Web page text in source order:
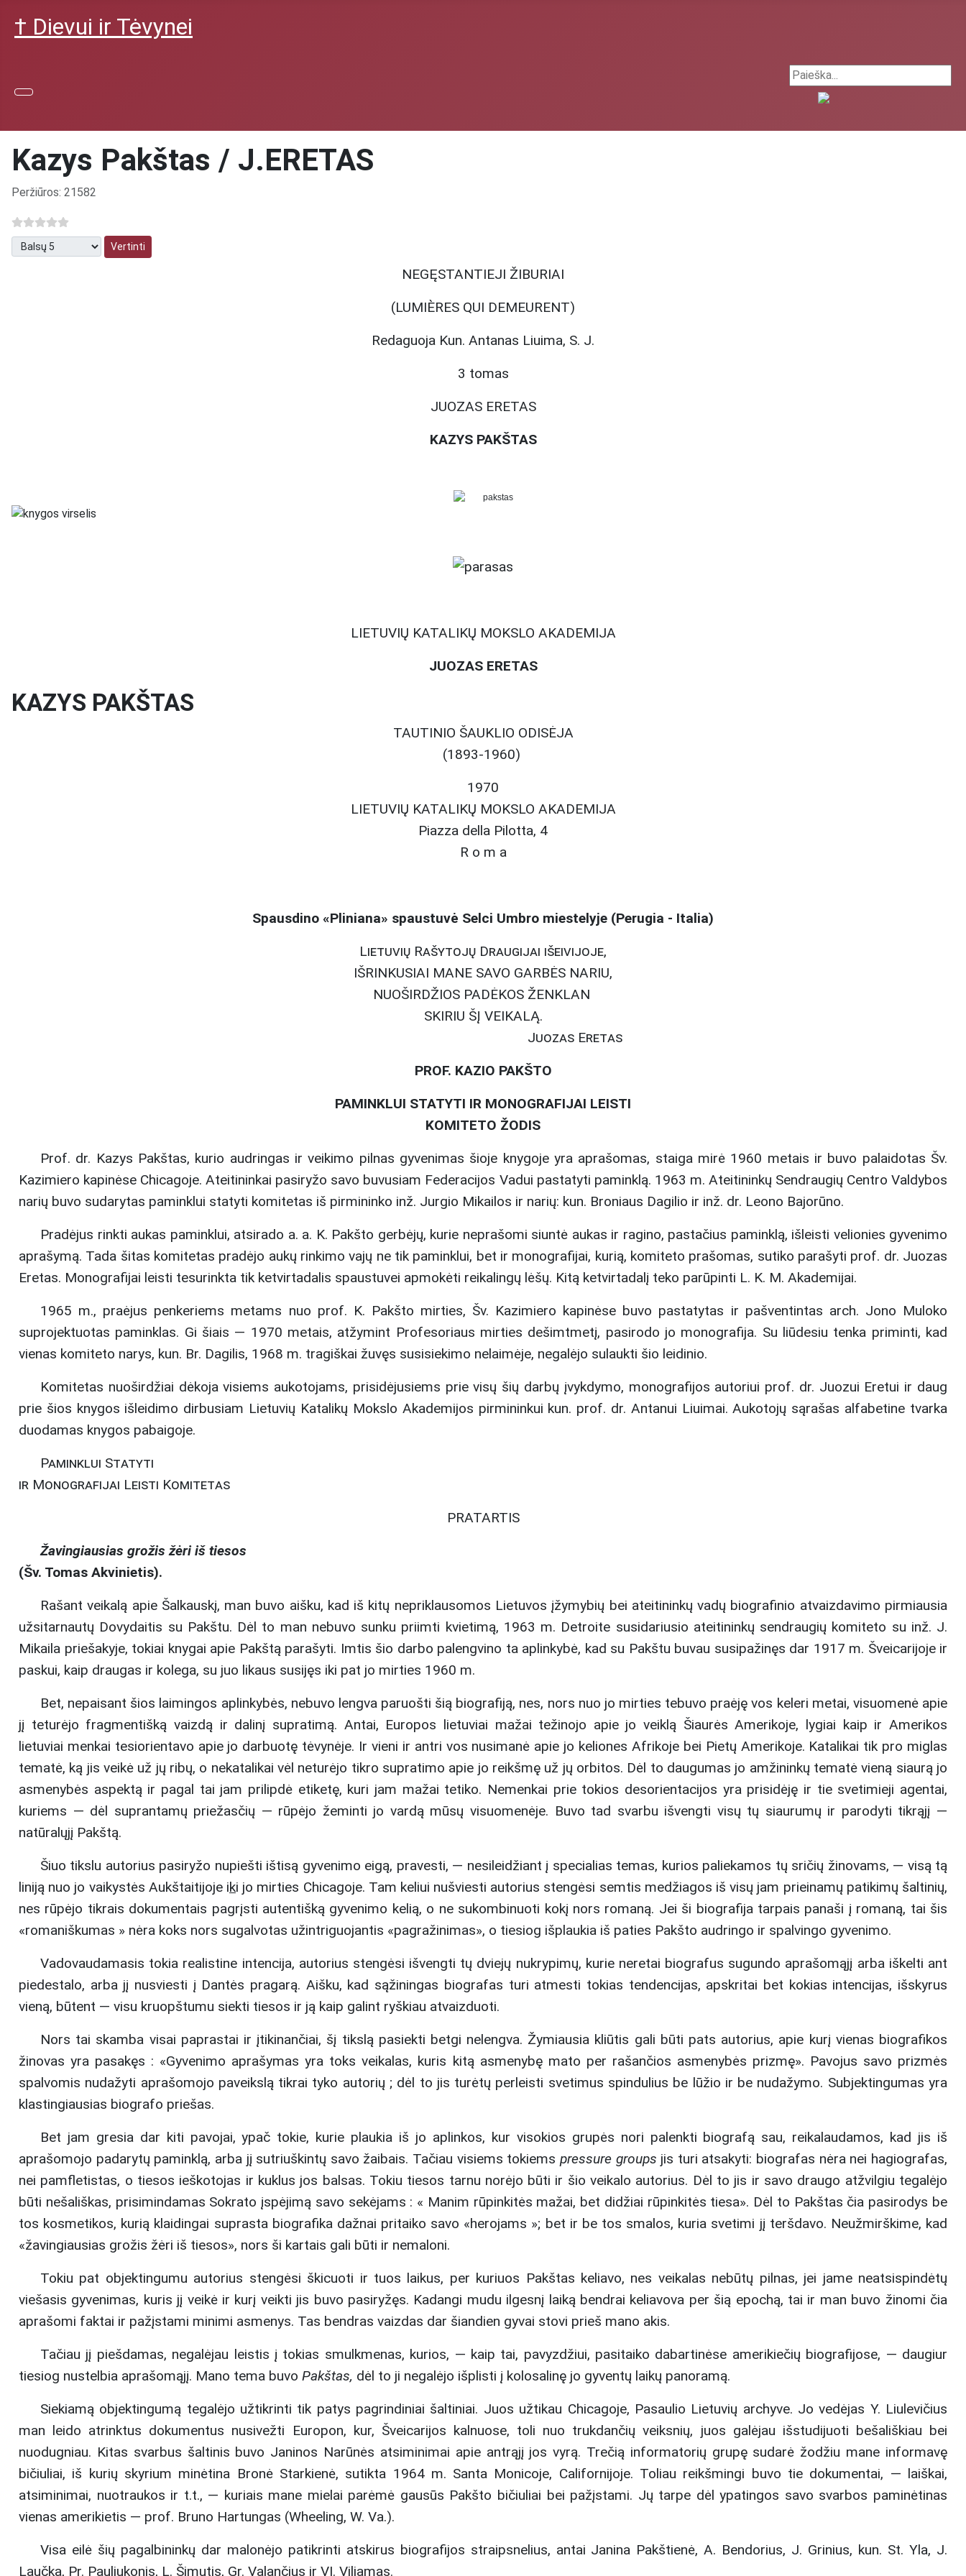
† Dievui ir Tėvynei
Search ...
Kazys Pakštas / J.ERETAS
Išsami informacija
Peržiūros: 21582
Prašome įvertinti
NEGĘSTANTIEJI ŽIBURIAI
(LUMIÈRES QUI DEMEURENT)
Redaguoja Kun. Antanas Liuima, S. J.
3 tomas
JUOZAS ERETAS
KAZYS PAKŠTAS
LIETUVIŲ KATALIKŲ MOKSLO AKADEMIJA
JUOZAS ERETAS
KAZYS PAKŠTAS
TAUTINIO ŠAUKLIO ODISĖJA
(1893-1960)
1970
LIETUVIŲ KATALIKŲ MOKSLO AKADEMIJA
Piazza della Pilotta, 4
R o m a
Spausdino «Pliniana» spaustuvė Selci Umbro miestelyje (Perugia - Italia)
Lietuvių Rašytojų Draugijai išeivijoje,
IŠRINKUSIAI MANE SAVO GARBĖS NARIU,
NUOŠIRDŽIOS PADĖKOS ŽENKLAN
SKIRIU ŠĮ VEIKALĄ.
Juozas Eretas
PROF. KAZIO PAKŠTO
PAMINKLUI STATYTI IR MONOGRAFIJAI LEISTI
KOMITETO ŽODIS
Prof. dr. Kazys Pakštas, kurio audringas ir veikimo pilnas gyvenimas šioje knygoje yra aprašomas, staiga mirė 1960 metais ir buvo palaidotas Šv.
Kazimiero kapinėse Chicagoje. Ateitininkai pasiryžo savo buvusiam Federacijos Vadui pastatyti paminklą. 1963 m. Ateitininkų Sendraugių Centro Valdybos
narių buvo sudarytas paminklui statyti komitetas iš pirmininko inž. Jurgio Mikailos ir narių: kun. Broniaus Dagilio ir inž. dr. Leono Bajorūno.
Pradėjus rinkti aukas paminklui, atsirado a. a. K. Pakšto gerbėjų, kurie neprašomi siuntė aukas ir ragino, pastačius paminklą, išleisti velionies gyvenimo
aprašymą. Tada šitas komitetas pradėjo aukų rinkimo vajų ne tik paminklui, bet ir monografijai, kurią, komiteto prašomas, sutiko parašyti prof. dr. Juozas
Eretas. Monografijai leisti tesurinkta tik ketvirtadalis spaustuvei apmokėti reikalingų lėšų. Kitą ketvirtadalį teko parūpinti L. K. M. Akademijai.
1965 m., praėjus penkeriems metams nuo prof. K. Pakšto mirties, Šv. Kazimiero kapinėse buvo pastatytas ir pašventintas arch. Jono Muloko
suprojektuotas paminklas. Gi šiais — 1970 metais, atžymint Profesoriaus mirties dešimtmetį, pasirodo jo monografija. Su liūdesiu tenka priminti, kad
vienas komiteto narys, kun. Br. Dagilis, 1968 m. tragiškai žuvęs susisiekimo nelaimėje, negalėjo sulaukti šio leidinio.
Komitetas nuoširdžiai dėkoja visiems aukotojams, prisidėjusiems prie visų šių darbų įvykdymo, monografijos autoriui prof. dr. Juozui Eretui ir daug
prie šios knygos išleidimo dirbusiam Lietuvių Katalikų Mokslo Akademijos pirmininkui kun. prof. dr. Antanui Liuimai. Aukotojų sąrašas alfabetine tvarka
duodamas knygos pabaigoje.
Paminklui Statyti
ir Monografijai Leisti Komitetas
PRATARTIS
Žavingiausias grožis žėri iš tiesos
(Šv. Tomas Akvinietis).
Rašant veikalą apie Šalkauskį, man buvo aišku, kad iš kitų nepriklausomos Lietuvos įžymybių bei ateitininkų vadų biografinio atvaizdavimo pirmiausia
užsitarnautų Dovydaitis su Pakštu. Dėl to man nebuvo sunku priimti kvietimą, 1963 m. Detroite susidariusio ateitininkų sendraugių komiteto su inž. J.
Mikaila priešakyje, tokiai knygai apie Pakštą parašyti. Imtis šio darbo palengvino ta aplinkybė, kad su Pakštu buvau susipažinęs dar 1917 m. Šveicarijoje ir
paskui, kaip draugas ir kolega, su juo likaus susijęs iki pat jo mirties 1960 m.
Bet, nepaisant šios laimingos aplinkybės, nebuvo lengva paruošti šią biografiją, nes, nors nuo jo mirties tebuvo praėję vos keleri metai, visuomenė apie
jį teturėjo fragmentišką vaizdą ir dalinį supratimą. Antai, Europos lietuviai mažai težinojo apie jo veiklą Šiaurės Amerikoje, lygiai kaip ir Amerikos
lietuviai menkai tesiorientavo apie jo darbuotę tėvynėje. Ir vieni ir antri vos nusimanė apie jo keliones Afrikoje bei Pietų Amerikoje. Katalikai tik pro miglas
tematė, ką jis veikė už jų ribų, o nekatalikai vėl neturėjo tikro supratimo apie jo reikšmę už jų orbitos. Dėl to daugumas jo amžininkų tematė vieną siaurą jo
asmenybės aspektą ir pagal tai jam prilipdė etiketę, kuri jam mažai tetiko. Nemenkai prie tokios desorientacijos yra prisidėję ir tie svetimieji agentai,
kuriems — dėl suprantamų priežasčių — rūpėjo žeminti jo vardą mūsų visuomenėje. Buvo tad svarbu išvengti visų tų siaurumų ir parodyti tikrąjį —
natūralųjį Pakštą.
Šiuo tikslu autorius pasiryžo nupiešti ištisą gyvenimo eigą, pravesti, — nesileidžiant į specialias temas, kurios paliekamos tų sričių žinovams, — visą tą
liniją nuo jo vaikystės Aukštaitijoje iki jo mirties Chicagoje. Tam keliui nušviesti autorius stengėsi semtis medžiagos iš visų jam prieinamų patikimų šaltinių,
nes rūpėjo tikrais dokumentais pagrįsti autentišką gyvenimo kelią, o ne sukombinuoti kokį nors romaną. Jei ši biografija tarpais panaši į romaną, tai šis
«romaniškumas » nėra koks nors sugalvotas užintriguojantis «pagražinimas», o tiesiog išplaukia iš paties Pakšto audringo ir spalvingo gyvenimo.
Vadovaudamasis tokia realistine intencija, autorius stengėsi išvengti tų dviejų nukrypimų, kurie neretai biografus sugundo aprašomąjį arba iškelti ant
piedestalo, arba jį nusviesti į Dantės pragarą. Aišku, kad sąžiningas biografas turi atmesti tokias tendencijas, apskritai bet kokias intencijas, išskyrus
vieną, būtent — visu kruopštumu siekti tiesos ir ją kaip galint ryškiau atvaizduoti.
Nors tai skamba visai paprastai ir įtikinančiai, šį tikslą pasiekti betgi nelengva. Žymiausia kliūtis gali būti pats autorius, apie kurį vienas biografikos
žinovas yra pasakęs : «Gyvenimo aprašymas yra toks veikalas, kuris kitą asmenybę mato per rašančios asmenybės prizmę». Pavojus savo prizmės
spalvomis nudažyti aprašomojo paveikslą tikrai tyko autorių ; dėl to jis turėtų perleisti svetimus spindulius be lūžio ir be nudažymo. Subjektingumas yra
klastingiausias biografo priešas.
Bet jam gresia dar kiti pavojai, ypač tokie, kurie plaukia iš jo aplinkos, kur visokios grupės nori palenkti biografą sau, reikalaudamos, kad jis iš
aprašomojo padarytų paminklą, arba jį sutriuškintų savo žaibais. Tačiau visiems tokiems pressure groups jis turi atsakyti: biografas nėra nei hagiografas,
nei pamfletistas, o tiesos ieškotojas ir kuklus jos balsas. Tokiu tiesos tarnu norėjo būti ir šio veikalo autorius. Dėl to jis ir savo draugo atžvilgiu tegalėjo
būti nešališkas, prisimindamas Sokrato įspėjimą savo sekėjams : « Manim rūpinkitės mažai, bet didžiai rūpinkitės tiesa». Dėl to Pakštas čia pasirodys be
tos kosmetikos, kurią klaidingai suprasta biografika dažnai pritaiko savo «herojams »; bet ir be tos smalos, kuria svetimi jį teršdavo. Neužmirškime, kad
«žavingiausias grožis žėri iš tiesos», nors ši kartais gali būti ir nemaloni.
Tokiu pat objektingumu autorius stengėsi škicuoti ir tuos laikus, per kuriuos Pakštas keliavo, nes veikalas nebūtų pilnas, jei jame neatsispindėtų
viešasis gyvenimas, kuris jį veikė ir kurį veikti jis buvo pasiryžęs. Kadangi mudu ilgesnį laiką bendrai keliavova per šią epochą, tai ir man buvo žinomi čia
aprašomi faktai ir pažįstami minimi asmenys. Tas bendras vaizdas dar šiandien gyvai stovi prieš mano akis.
Tačiau jį piešdamas, negalėjau leistis į tokias smulkmenas, kurios, — kaip tai, pavyzdžiui, pasitaiko dabartinėse amerikiečių biografijose, — daugiur
tiesiog nustelbia aprašomąjį. Mano tema buvo Pakštas, dėl to ji negalėjo išplisti į kolosalinę jo gyventų laikų panoramą.
Siekiamą objektingumą tegalėjo užtikrinti tik patys pagrindiniai šaltiniai. Juos užtikau Chicagoje, Pasaulio Lietuvių archyve. Jo vedėjas Y. Liulevičius
man leido atrinktus dokumentus nusivežti Europon, kur, Šveicarijos kalnuose, toli nuo trukdančių veiksnių, juos galėjau išstudijuoti bešališkiau bei
nuodugniau. Kitas svarbus šaltinis buvo Janinos Narūnės atsiminimai apie antrąjį jos vyrą. Trečią informatorių grupę sudarė žodžiu mane informavę
bičiuliai, iš kurių skyrium minėtina Bronė Starkienė, sutikta 1964 m. Santa Monicoje, Californijoje. Toliau reikšmingi buvo tie dokumentai, — laiškai,
atsiminimai, nuotraukos ir t.t., — kuriais mane mielai parėmė gausūs Pakšto bičiuliai bei pažįstami. Jų tarpe dėl ypatingos savo svarbos paminėtinas
vienas amerikietis — prof. Bruno Hartungas (Wheeling, W. Va.).
Visa eilė šių pagalbininkų dar malonėjo patikrinti atskirus biografijos straipsnelius, antai Janina Pakštienė, A. Bendorius, J. Grinius, kun. St. Yla, J.
Laučka, Pr. Pauliukonis, L. Šimutis, Gr. Valančius ir VI. Viliamas.